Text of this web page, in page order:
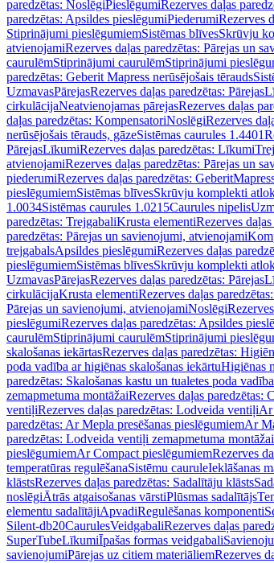
paredzētas: NoslēgiPieslēgumiRezerves daļas
paredzētas: Apsildes pieslēgumiPiederumiRezerves
Stiprinājumi pieslēgumiemSistēmas blīvesSkrūvju
atvienojamiRezerves daļas paredzētas: Pārejas un
caurulēmStiprinājumi caurulēmStiprinājumi
paredzētas: Geberit Mapress nerūsējošais tērauds
UzmavasPārejasRezerves daļas paredzētas: Pārejas
cirkulācijaNeatvienojamas pārejasRezerves daļas
daļas paredzētas: KompensatoriNoslēgiRezerves
nerūsējošais tērauds, gāzeSistēmas caurules 1.4401
PārejasLīkumiRezerves daļas paredzētas: Līkumi
atvienojamiRezerves daļas paredzētas: Pārejas un
piederumiRezerves daļas paredzētas:
pieslēgumiemSistēmas blīvesSkrūvju komplekti
1.0034Sistēmas caurules 1.0215Caurules nipelis
paredzētas: TrejgabaliKrusta elementiRezerves
paredzētas: Pārejas un savienojumi, atvienojami
trejgabalsApsildes pieslēgumiRezerves daļas
pieslēgumiemSistēmas blīvesSkrūvju komplekti
UzmavasPārejasRezerves daļas paredzētas: Pārejas
cirkulācijaKrusta elementiRezerves daļas
Pārejas un savienojumi, atvienojamiNoslēgi
pieslēgumiRezerves daļas paredzētas: Apsildes
caurulēmStiprinājumi caurulēmStiprinājumi
skalošanas iekārtasRezerves daļas paredzētas:
poda vadība ar higiēnas skalošanas iekārtuHigiēnas
paredzētas: Skalošanas kastu un tualetes poda
zemapmetuma montāžaiRezerves daļas paredzētas:
ventiļiRezerves daļas paredzētas: Lodveida ventiļiAr
paredzētas: Ar Mepla presēšanas pieslēgumiemAr
paredzētas: Lodveida ventiļi zemapmetuma montāžai
pieslēgumiemAr Compact pieslēgumiemRezerves
temperatūras regulēšanaSistēmu cauruleIeklāšanas
klāstsRezerves daļas paredzētas: Sadalītāju klāsts
noslēgiĀtrās atgaisošanas vārstiPlūsmas sadalītājs
elementu sadalītājiApvadiRegulēšanas komponenti
Silent-db20CaurulesVeidgabaliRezerves daļas
SuperTubeLīkumiĪpašas formas veidgabali
savienojumiPārejas uz citiem materiāliemRezerves